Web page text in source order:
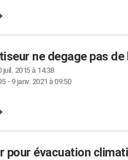
ne degage pas de
juil. 2015 à 14:38
- 9 janv. 2021 à 09:50
pour évacuation